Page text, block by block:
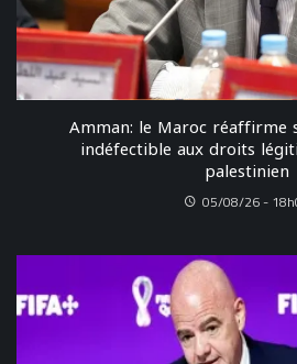
Amman: le Maroc réaffirme
indéfectible aux droits
palestinien
05/08/26 -